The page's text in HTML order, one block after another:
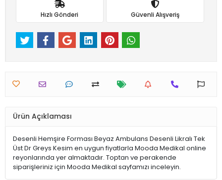
Hızlı Gönderi Güvenli Alışveriş
Ürün Açıklaması
Desenli Hemşire Forması Beyaz Ambulans Desenli Likralı Tek
Üst Dr Greys Kesim en uygun fiyatlarla Mooda Medikal online
reyonlarında yer almaktadır. Toptan ve perakende
siparişleriniz için Mooda Medikal sayfamızı inceleyin.